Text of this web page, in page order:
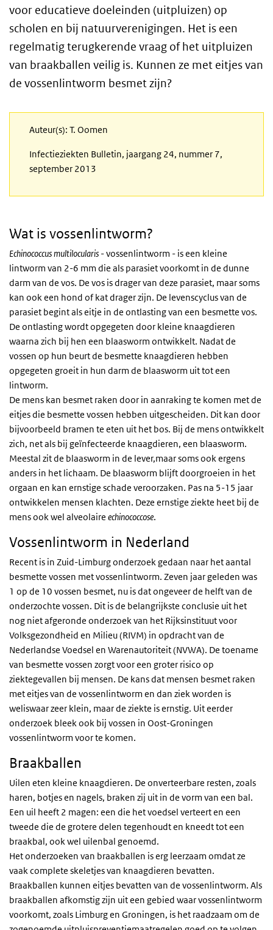
voor educatieve doeleinden (uitpluizen) op
scholen en bij natuurverenigingen. Het is een
regelmatig terugkerende vraag of het uitpluizen
van braakballen veilig is. Kunnen ze met eitjes van
de vossenlintworm besmet zijn?
Auteur(s): T. Oomen
Infectieziekten Bulletin, jaargang 24, nummer 7,
september 2013
Wat is vossenlintworm?
Echinococcus multilocularis - vossenlintworm - is een kleine
lintworm van 2-6 mm die als parasiet voorkomt in de dunne
darm van de vos. De vos is drager van deze parasiet, maar soms
kan ook een hond of kat drager zijn. De levenscyclus van de
parasiet begint als eitje in de ontlasting van een besmette vos.
De ontlasting wordt opgegeten door kleine knaagdieren
waarna zich bij hen een blaasworm ontwikkelt. Nadat de
vossen op hun beurt de besmette knaagdieren hebben
opgegeten groeit in hun darm de blaasworm uit tot een
lintworm.
De mens kan besmet raken door in aanraking te komen met de
eitjes die besmette vossen hebben uitgescheiden. Dit kan door
bijvoorbeeld bramen te eten uit het bos. Bij de mens ontwikkelt
zich, net als bij geïnfecteerde knaagdieren, een blaasworm.
Meestal zit de blaasworm in de lever,maar soms ook ergens
anders in het lichaam. De blaasworm blijft doorgroeien in het
orgaan en kan ernstige schade veroorzaken. Pas na 5-15 jaar
ontwikkelen mensen klachten. Deze ernstige ziekte heet bij de
mens ook wel alveolaire echinococcose.
Vossenlintworm in Nederland
Recent is in Zuid-Limburg onderzoek gedaan naar het aantal
besmette vossen met vossenlintworm. Zeven jaar geleden was
1 op de 10 vossen besmet, nu is dat ongeveer de helft van de
onderzochte vossen. Dit is de belangrijkste conclusie uit het
nog niet afgeronde onderzoek van het Rijksinstituut voor
Volksgezondheid en Milieu (RIVM) in opdracht van de
Nederlandse Voedsel en Warenautoriteit (NVWA). De toename
van besmette vossen zorgt voor een groter risico op
ziektegevallen bij mensen. De kans dat mensen besmet raken
met eitjes van de vossenlintworm en dan ziek worden is
weliswaar zeer klein, maar de ziekte is ernstig. Uit eerder
onderzoek bleek ook bij vossen in Oost-Groningen
vossenlintworm voor te komen.
Braakballen
Uilen eten kleine knaagdieren. De onverteerbare resten, zoals
haren, botjes en nagels, braken zij uit in de vorm van een bal.
Een uil heeft 2 magen: een die het voedsel verteert en een
tweede die de grotere delen tegenhoudt en kneedt tot een
braakbal, ook wel uilenbal genoemd.
Het onderzoeken van braakballen is erg leerzaam omdat ze
vaak complete skeletjes van knaagdieren bevatten.
Braakballen kunnen eitjes bevatten van de vossenlintworm. Als
braakballen afkomstig zijn uit een gebied waar vossenlintworm
voorkomt, zoals Limburg en Groningen, is het raadzaam om de